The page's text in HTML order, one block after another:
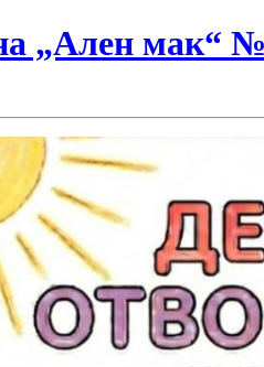
„Ален мак“